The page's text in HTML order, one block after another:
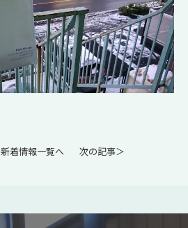
新着情報一覧へ 次の記事＞